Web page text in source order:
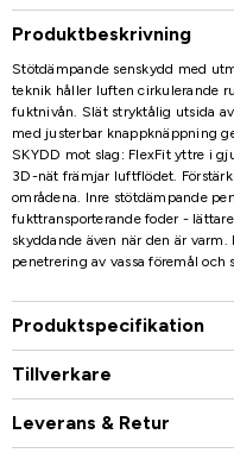
Produktbeskrivning
Stötdämpande senskydd med
teknik håller luften cirkulerande
fuktnivån. Slät stryktålig utsida
med justerbar knappknäppning
SKYDD mot slag: FlexFit yttre i
3D-nät främjar luftflödet.
områdena. Inre stötdämpande
fukttransporterande foder -
skyddande även när den är
penetrering av vassa föremål och
Produktspecifikation
Tillverkare
Leverans & Retur